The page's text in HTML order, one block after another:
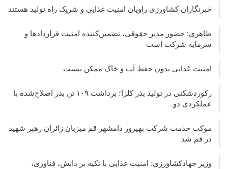
خبرنگاران کشاورزی راویان امنیت غذایی و شریک راه تولید هستند
طاهری: حضور مدیر حقوقی، تضمین‌کننده امنیت قراردادها و
سرمایه شرکت‌ است
امنیت غذایی بدون حفظ آب و خاک ممکن نیست
رکوردشکنی در تولید بذر کلزا؛ برداشت ۱۰۹ تن بذر اصلاح‌شده با
عملکردی دو…
موکب خدمت شرکت بهپرور دامشهر قم میزبان زائران رهبر شهید
در قم شد
وزیر جهادکشاورزی: امنیت غذایی با تکیه بر دانش، فناوری،